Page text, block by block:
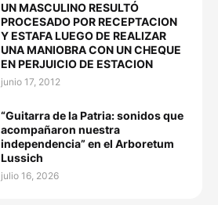
UN MASCULINO RESULTÓ
PROCESADO POR RECEPTACION
Y ESTAFA LUEGO DE REALIZAR
UNA MANIOBRA CON UN CHEQUE
EN PERJUICIO DE ESTACION
junio 17, 2012
“Guitarra de la Patria: sonidos que
acompañaron nuestra
independencia” en el Arboretum
Lussich
julio 16, 2026